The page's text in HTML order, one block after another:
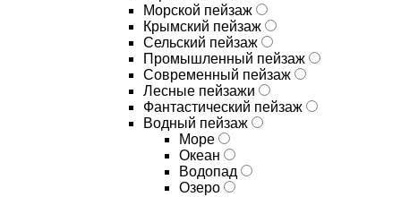
Морской пейзаж
Крымский пейзаж
Сельский пейзаж
Промышленный пейзаж
Современный пейзаж
Лесные пейзажи
Фантастический пейзаж
Водный пейзаж
Море
Океан
Водопад
Озеро